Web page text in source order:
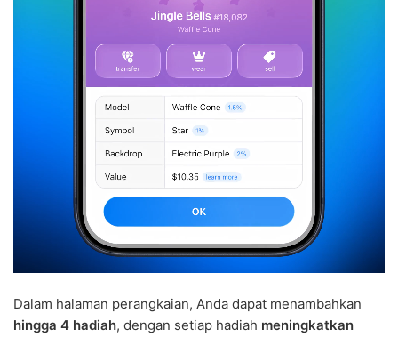
Dalam halaman perangkaian, Anda dapat menambahkan
hingga 4 hadiah, dengan setiap hadiah meningkatkan